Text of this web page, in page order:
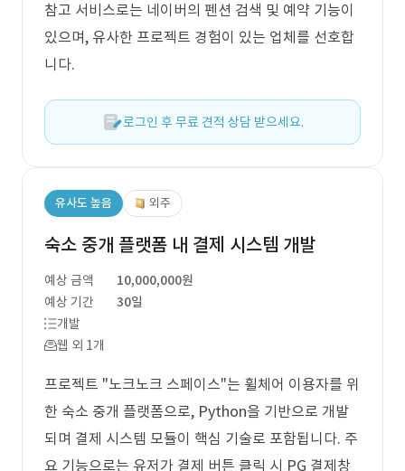
참고 서비스로는 네이버의 펜션 검색 및 예약 기능이
있으며, 유사한 프로젝트 경험이 있는 업체를 선호합
니다.
로그인 후 무료 견적 상담 받으세요.
유사도 높음 외주
숙소 중개 플랫폼 내 결제 시스템 개발
예상 금액
10,000,000원
예상 기간
30일
개발
웹 외 1개
프로젝트 "노크노크 스페이스"는 휠체어 이용자를 위
한 숙소 중개 플랫폼으로, Python을 기반으로 개발
되며 결제 시스템 모듈이 핵심 기술로 포함됩니다. 주
요 기능으로는 유저가 결제 버튼 클릭 시 PG 결제창